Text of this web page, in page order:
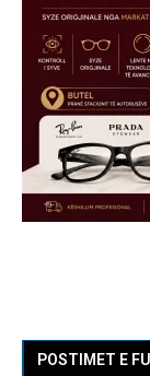
POSTIMET E